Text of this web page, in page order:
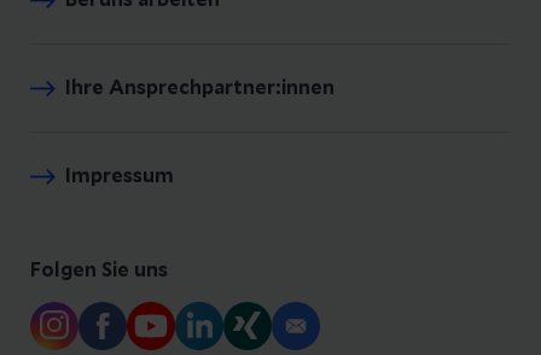
Ihre Ansprechpartner:innen
Impressum
Folgen Sie uns